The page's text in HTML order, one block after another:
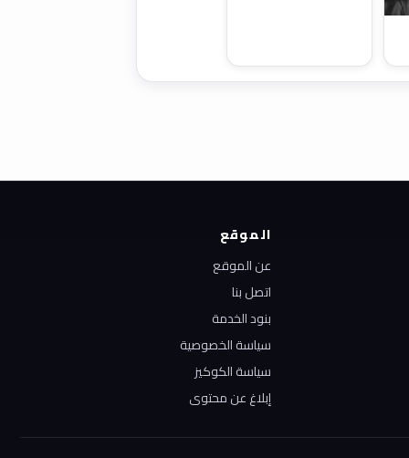
الموقع
عن الموقع
اتصل بنا
بنود الخدمة
سياسة الخصوصية
سياسة الكوكيز
إبلاغ عن محتوى